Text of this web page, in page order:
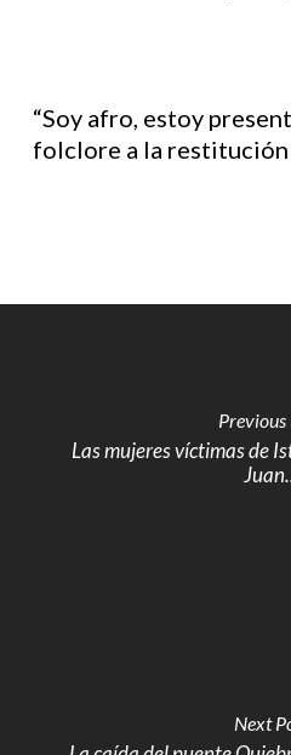
“Soy afro, estoy
folclore a la restitución
Previous
Las mujeres víctimas de
Next